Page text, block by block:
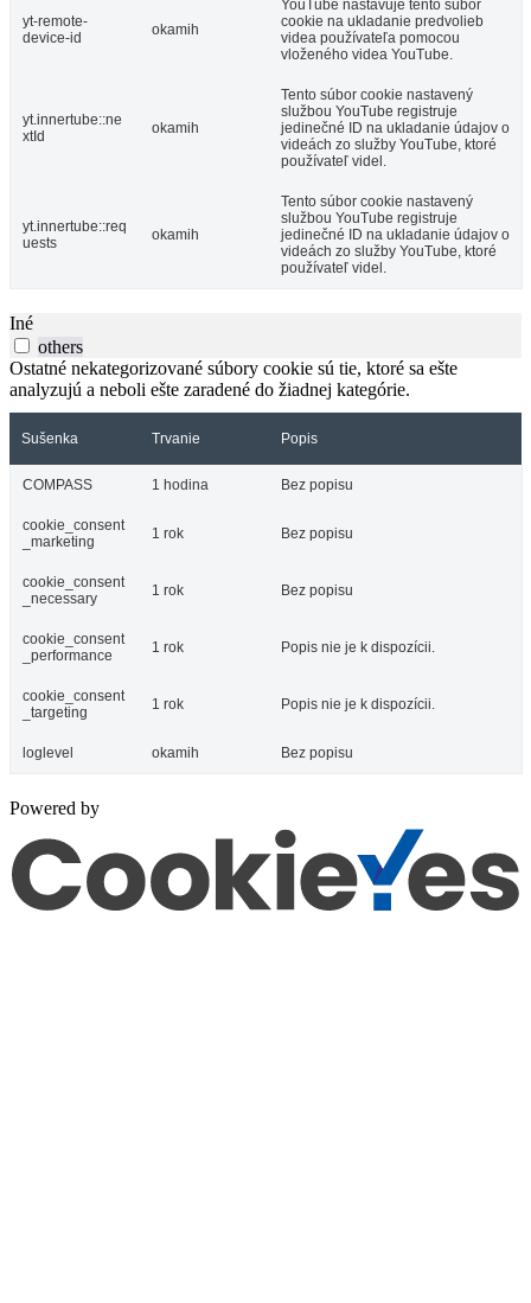
yt-remote-
device-id
okamih
YouTube nastavuje tento súbor
cookie na ukladanie predvolieb
videa používateľa pomocou
vloženého videa YouTube.
yt.innertube::ne
xtId
okamih
Tento súbor cookie nastavený
službou YouTube registruje
jedinečné ID na ukladanie údajov o
videách zo služby YouTube, ktoré
používateľ videl.
yt.innertube::req
uests
okamih
Tento súbor cookie nastavený
službou YouTube registruje
jedinečné ID na ukladanie údajov o
videách zo služby YouTube, ktoré
používateľ videl.
Iné
others
Ostatné nekategorizované súbory cookie sú tie, ktoré sa ešte
analyzujú a neboli ešte zaradené do žiadnej kategórie.
Sušenka Trvanie Popis
COMPASS 1 hodina Bez popisu
cookie_consent
_marketing
1 rok Bez popisu
cookie_consent
_necessary
1 rok Bez popisu
cookie_consent
_performance
1 rok Popis nie je k dispozícii.
cookie_consent
_targeting
1 rok Popis nie je k dispozícii.
loglevel okamih Bez popisu
Powered by